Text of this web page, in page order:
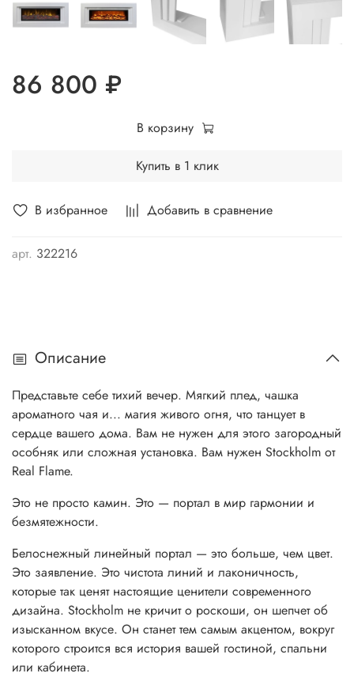
В избранное Добавить в сравнение
арт. 322216
86 800 ₽
В корзину
Купить в 1 клик
Описание
Представьте себе тихий вечер. Мягкий плед, чашка
ароматного чая и... магия живого огня, что танцует в
сердце вашего дома. Вам не нужен для этого загородный
особняк или сложная установка. Вам нужен Stockholm от
Real Flame.
Это не просто камин. Это — портал в мир гармонии и
безмятежности.
Белоснежный линейный портал — это больше, чем цвет.
Это заявление. Это чистота линий и лаконичность,
которые так ценят настоящие ценители современного
дизайна. Stockholm не кричит о роскоши, он шепчет об
изысканном вкусе. Он станет тем самым акцентом, вокруг
которого строится вся история вашей гостиной, спальни
или кабинета.